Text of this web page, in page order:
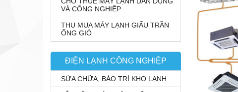
VÀ CÔNG NGHIỆP
THU MUA MÁY LẠNH GIẤU TRẦN
ỐNG GIÓ
ĐIỆN LẠNH CÔNG NGHIỆP
SỬA CHỮA, BẢO TRÌ KHO LẠNH